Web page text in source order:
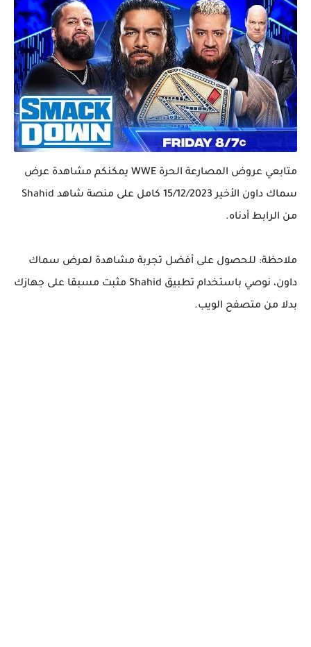
متابعي عروض المصارعة الحرة WWE يمكنكم مشاهدة عرض
سماك داون الأخير 15/12/2023 كامل على منصة شاهد Shahid
من الرابط أدناه.
ملاحظة: للحصول على أفضل تجربة مشاهدة لعرض سماك
داون، نوصي باستخدام تطبيق Shahid مثبت مسبقا على جهازك
بدلا من متصفح الويب.